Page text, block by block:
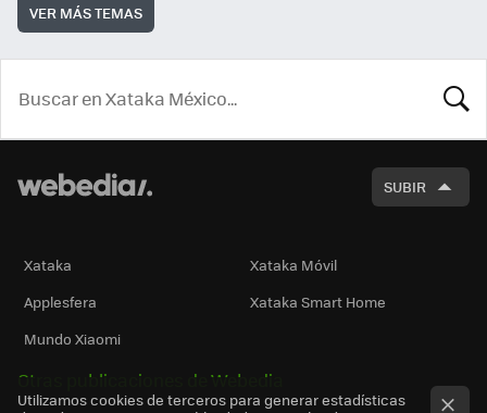
VER MÁS TEMAS
SUBIR
Xataka
Xataka Móvil
Applesfera
Xataka Smart Home
Mundo Xiaomi
Otras publicaciones de Webedia
Utilizamos cookies de terceros para generar estadísticas